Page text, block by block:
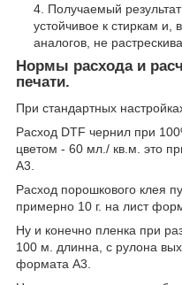
Получаемый
устойчивое к стиркам и,
аналогов, не
Нормы расхода и
печати.
При стандартных
Расход DTF чернил при
цветом - 60 мл./ кв.м. это
А3.
Расход порошкового клея
примерно 10 г. на лист
Ну и конечно пленка при
100 м. длинна, с рулона
формата А3.